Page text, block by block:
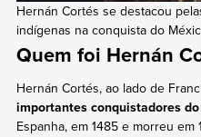
Hernán Cortés se destacou
indígenas na conquista do
Quem foi Hernán
Hernán Cortés, ao lado de
importantes conquistadores
Espanha, em 1485 e morreu em